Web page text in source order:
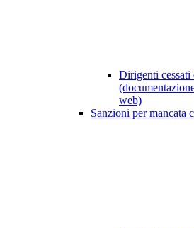
Dirigenti
web)
Sanzioni per mancata